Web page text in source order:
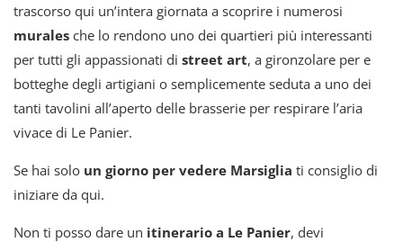
trascorso qui un’intera giornata a scoprire i numerosi
murales che lo rendono uno dei quartieri più interessanti
per tutti gli appassionati di street art, a gironzolare per e
botteghe degli artigiani o semplicemente seduta a uno dei
tanti tavolini all’aperto delle brasserie per respirare l’aria
vivace di Le Panier.
Se hai solo un giorno per vedere Marsiglia ti consiglio di
iniziare da qui.
Non ti posso dare un itinerario a Le Panier, devi